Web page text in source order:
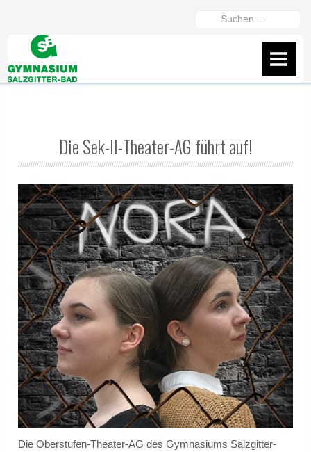
rezept/https://gymszbad.de/elvanse-
Suchen
AKTUELLES
IServ
Fanshop des GSB
Präsentation vom 16.2.26
ÜBER UNS
Schüler
Schülersprecher
Kollegium
Schulleitung und Koordinatoren
Eingangsstufe
Die Sek-II-Theater-AG führt auf!
Die Oberstufen-Theater-AG des Gymnasiums Salzgitter-